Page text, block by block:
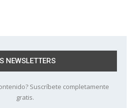
NEWSLETTERS
Suscríbete completamente
gratis.